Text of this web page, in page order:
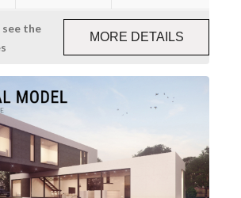
the
MORE DETAILS